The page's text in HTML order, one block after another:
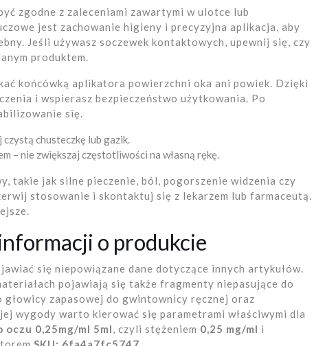
zgodne z zaleceniami zawartymi w ulotce lub
jest zachowanie higieny i precyzyjna aplikacja, aby
Jeśli używasz soczewek kontaktowych, upewnij się, czy
produktem.
końcówką aplikatora powierzchni oka ani powiek. Dzięki
i wspierasz bezpieczeństwo użytkowania. Po
się.
chusteczkę lub gazik.
– nie zwiększaj częstotliwości na własną rękę.
takie jak silne pieczenie, ból, pogorszenie widzenia czy
stosowanie i skontaktuj się z lekarzem lub farmaceutą.
o produkcie
się niepowiązane dane dotyczące innych artykułów.
pojawiają się także fragmenty niepasujące do
zapasowej do gwintownicy ręcznej oraz
wygody warto kierować się parametrami właściwymi dla
0,25mg/ml 5ml, czyli stężeniem 0,25 mg/ml i